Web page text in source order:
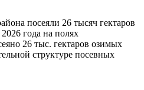
посеяли 26 тысяч гектаров
года на полях
26 тыс. гектаров озимых
структуре посевных